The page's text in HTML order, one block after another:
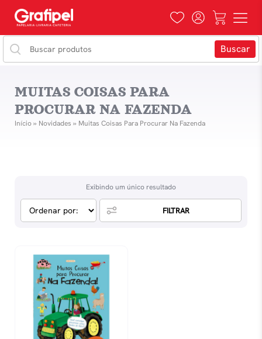
MUITAS COISAS PARA
PROCURAR NA FAZENDA
Início» Novidades » Muitas Coisas Para Procurar Na Fazenda
Exibindo um único resultado
FILTRAR